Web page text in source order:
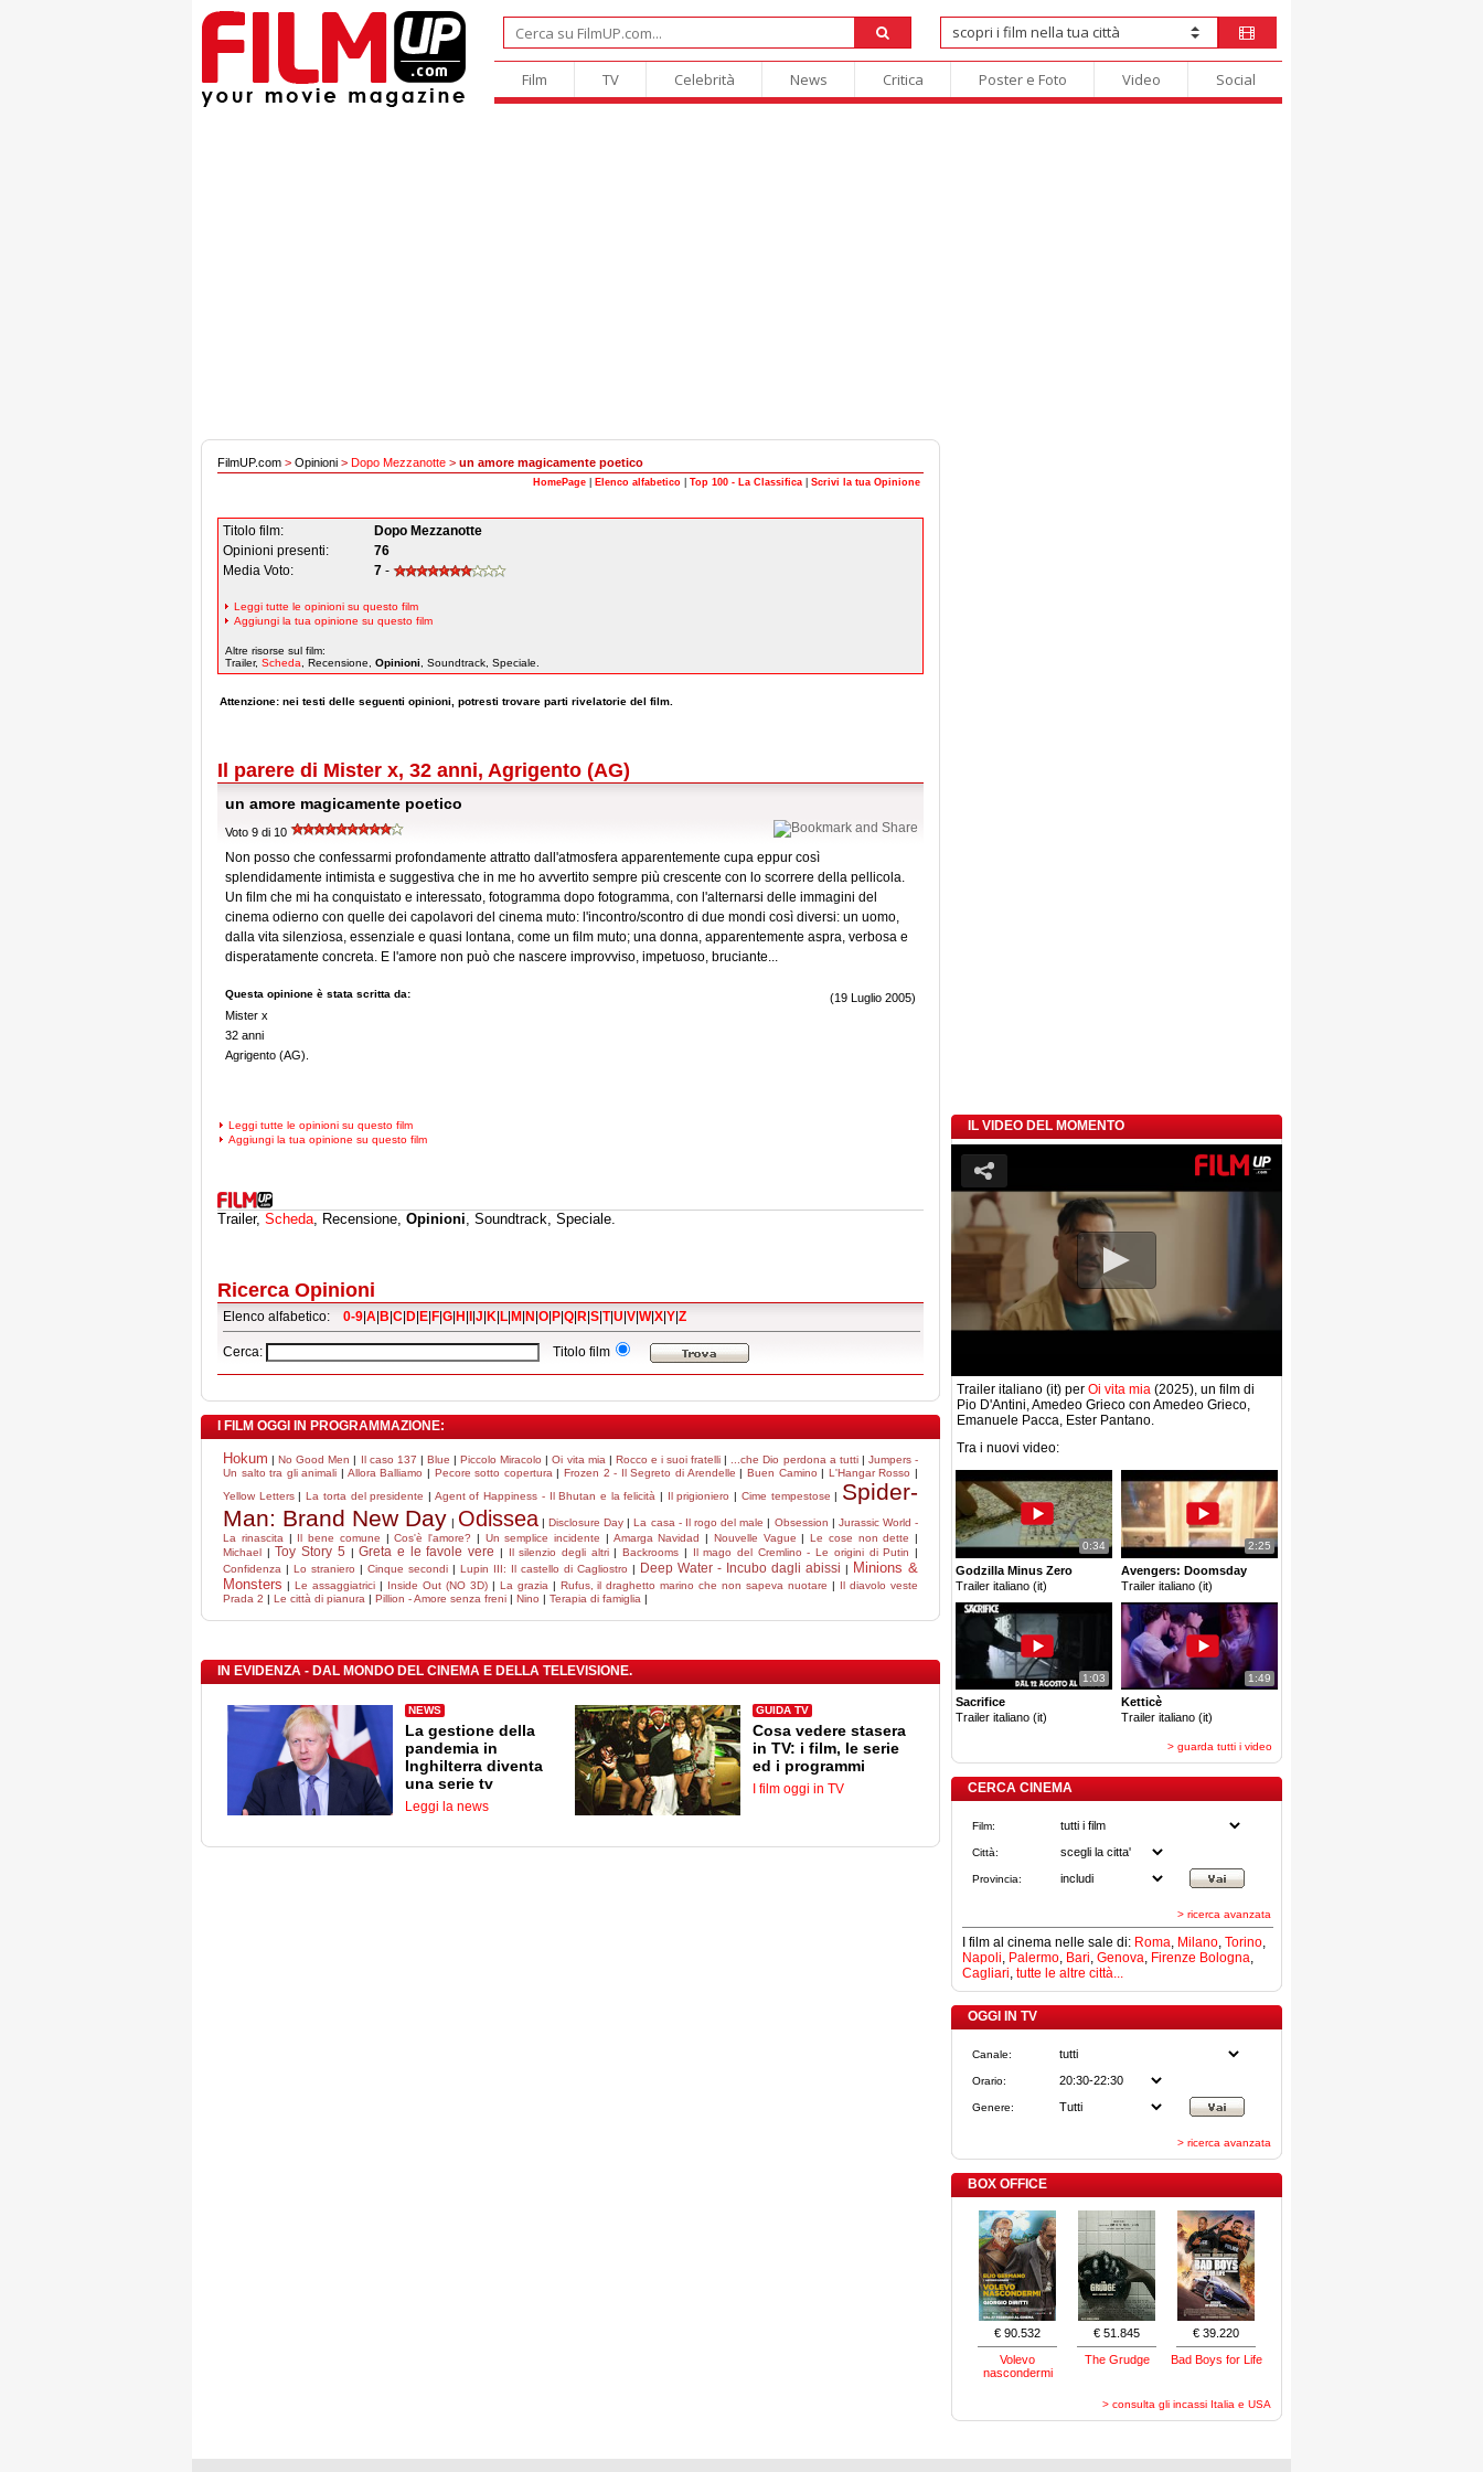
Film TV Celebrità News Critica Poster e Foto Video Social
FilmUP.com > Opinioni > Dopo Mezzanotte > un amore magicamente poetico
HomePage Elenco alfabetico Top 100 - La Classifica Scrivi la tua Opinione
Titolo film:
Dopo Mezzanotte
Opinioni presenti:
76
Media Voto:
7 -
Leggi tutte le opinioni su questo film
Aggiungi la tua opinione su questo film
Altre risorse sul film:
Trailer, Scheda , Recensione, Opinioni , Soundtrack, Speciale.
Attenzione: nei testi delle seguenti opinioni, potresti trovare parti rivelatorie del film.
Il parere di Mister x, 32 anni, Agrigento (AG)
un amore magicamente poetico
Voto 9 di 10
Non posso che confessarmi profondamente attratto dall'atmosfera apparentemente cupa eppur così
splendidamente intimista e suggestiva che in me ho avvertito sempre più crescente con lo scorrere della pellicola.
Un film che mi ha conquistato e interessato, fotogramma dopo fotogramma, con l'alternarsi delle immagini del
cinema odierno con quelle dei capolavori del cinema muto: l'incontro/scontro di due mondi così diversi: un uomo,
dalla vita silenziosa, essenziale e quasi lontana, come un film muto; una donna, apparentemente aspra, verbosa e
disperatamente concreta. E l'amore non può che nascere improvviso, impetuoso, bruciante...
Questa opinione è stata scritta da:
Mister x
32 anni
Agrigento (AG).
(19 Luglio 2005)
Leggi tutte le opinioni su questo film
Aggiungi la tua opinione su questo film
Trailer, Scheda, Recensione, Opinioni, Soundtrack, Speciale.
Ricerca Opinioni
Elenco alfabetico: 0-9 A B C D E F G H J K L M N O P Q R S T|U V W|X Y Z
Cerca: Titolo film
I FILM OGGI IN PROGRAMMAZIONE:
Hokum |No Good Men | Il caso 137 | Blue |Piccolo Miracolo |Oi vita mia | Rocco e i suoi fratelli | ...che Dio perdona a tutti| Jumpers -
Un salto tra gli animali | Allora Balliamo | Pecore sotto copertura |Frozen 2 - Il Segreto di Arendelle | Buen Camino | L'Hangar Rosso |
Yellow Letters|La torta del presidente | Agent of Happiness - Il Bhutan e la felicità | Il prigioniero | Cime tempestose | Spider-
Man: Brand New Day | Odissea| Disclosure Day |La casa - Il rogo del male | Obsession | Jurassic World -
La rinascita | Il bene comune |Cos'è l'amore? | Un semplice incidente | Amarga Navidad | Nouvelle Vague | Le cose non dette |
Michael | Toy Story 5 |Greta e le favole vere | Il silenzio degli altri|Backrooms | Il mago del Cremlino - Le origini di Putin |
Confidenza | Lo straniero | Cinque secondi | Lupin III: Il castello di Cagliostro | Deep Water - Incubo dagli abissi |
Minions &
Monsters | Le assaggiatrici| Inside Out (NO 3D)| La grazia | Rufus, il draghetto marino che non sapeva nuotare | Il diavolo veste
Prada 2 | Le città di pianura | Pillion - Amore senza freni | Nino | Terapia di famiglia |
IN EVIDENZA - DAL MONDO DEL CINEMA E DELLA TELEVISIONE.
NEWS
La gestione della
pandemia in
Inghilterra diventa
una serie tv
Leggi la news
GUIDA TV
Cosa vedere stasera
in TV: i film, le serie
ed i programmi
I film oggi in TV
IL VIDEO DEL MOMENTO
Trailer italiano (it) per Oi vita mia (2025), un film di
Pio D'Antini, Amedeo Grieco con Amedeo Grieco,
Emanuele Pacca, Ester Pantano.
Tra i nuovi video:
0:34
Godzilla Minus Zero
Trailer italiano (it)
2:25
Avengers: Doomsday
Trailer italiano (it)
1:03
Sacrifice
Trailer italiano (it)
1:49
Ketticè
Trailer italiano (it)
> guarda tutti i video
CERCA CINEMA
Film:
Città:
Provincia:
> ricerca avanzata
I film al cinema nelle sale di: Roma, Milano, Torino,
Napoli, Palermo, Bari, Genova, Firenze Bologna,
Cagliari, tutte le altre città...
OGGI IN TV
Canale:
Orario:
Genere:
> ricerca avanzata
BOX OFFICE
€ 90.532
Volevo
nascondermi
€ 51.845
The Grudge
€ 39.220
Bad Boys for Life
> consulta gli incassi Italia e USA